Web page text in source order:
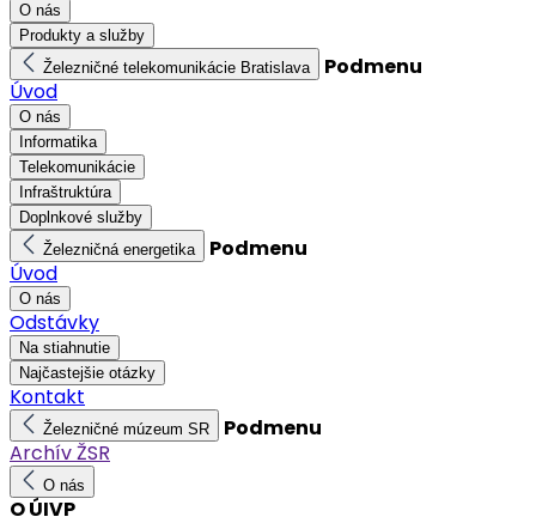
O nás
Produkty a služby
Železničné telekomunikácie Bratislava
Podmenu
Úvod
O nás
Informatika
Telekomunikácie
Infraštruktúra
Doplnkové služby
Železničná energetika
Podmenu
Úvod
O nás
Odstávky
Na stiahnutie
Najčastejšie otázky
Kontakt
Železničné múzeum SR
Podmenu
Archív ŽSR
O nás
O ÚIVP